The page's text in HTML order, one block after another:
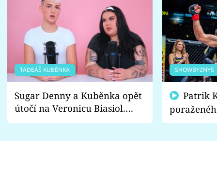
TADEÁŠ KUBĚNKA
Sugar Denny a Kuběnka opět
útočí na Veronicu Biasiol.
Proč je podle nich falešná a
SHOWBYZNYS
fanoušci